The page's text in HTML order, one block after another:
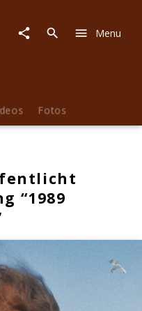
Menu
Fotos
“1989